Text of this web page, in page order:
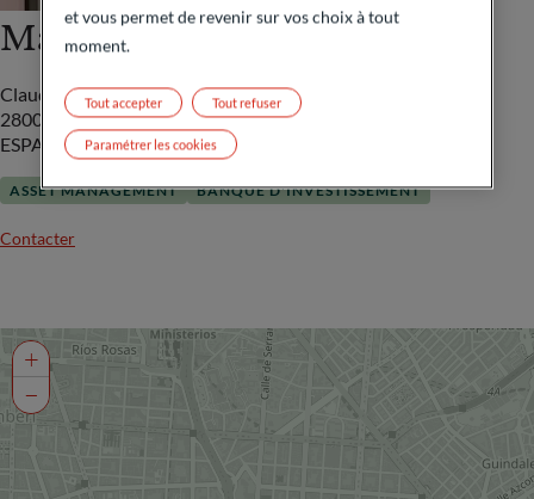
Madrid
Claudio Coello 91, Pl. 5
28006 Madrid
ESPAGNE
ASSET MANAGEMENT BANQUE D'INVESTISSEMENT
Contacter
+
−
et vous permet de revenir sur vos choix à tout
moment.
Tout refuser
Tout accepter
Paramétrer les cookies